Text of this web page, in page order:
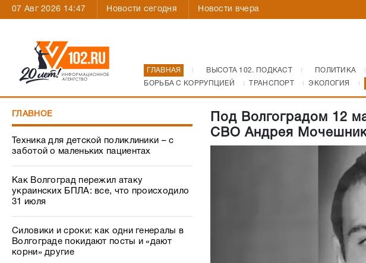
07 Авг 2026 14:47 Новости сегодня Новости вчера
ГЛАВНАЯ ВЫСОТА 102. ПОДКАСТ ПОЛИТИКА
БОРЬБА С КОРРУПЦИЕЙ
ТРАНСПОРТ ЭКОЛОГИЯ
ГЛАВНОЕ
Техника для детской поликлиники – с
заботой о маленьких пациентах
Как Волгоград пережил атаку
украинских БПЛА: все, что происходило
31 июля
Силовики и сроки: как одни генералы в
Волгограде покидают посты и «дают
корни» другие
Под Волгоградом 12
СВО Андрея